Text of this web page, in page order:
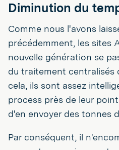
Diminution du
Comme nous l'avons
précédemment, les sites
nouvelle génération se
du traitement centralisés
cela, ils sont assez
process près de leur
d'en envoyer des tonnes
Par conséquent, il